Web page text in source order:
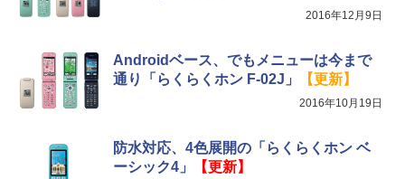
2016年12月9日
Androidベース、でもメニューは今まで
通り「らくらくホン F-02J」
【更新】
2016年10月19日
防水対応、4色展開の「らくらくホン ベ
ーシック4」
【更新】